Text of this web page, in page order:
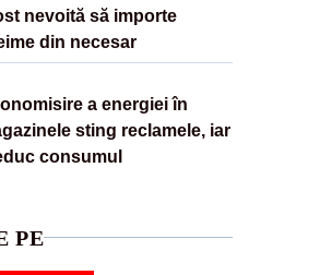
nevoită să importe
din necesar
a energiei în
sting reclamele, iar
consumul
PE